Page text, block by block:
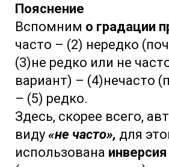
Пояснение
Вспомним о градации
часто – (2) нередко
(3)не редко или не
вариант) – (4)нечасто
– (5) редко.
Здесь, скорее всего,
виду «не часто», для
использована инверсия